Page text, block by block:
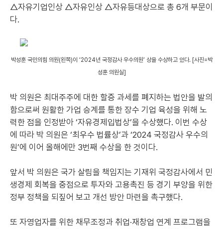
△자유기업인상 △자유인상 △자유등대상으로 총 6개 부문이
다.
박성훈 국민의힘 의원(왼쪽)이 ‘2024년 국정감사 우수의원’ 상을 수상하고 있다. [사진=박
성훈 의원실]
박 의원은 최대주주에 대한 할증 과세를 폐지하는 법안을 발의
함으로써 원활한 가업 승계를 통한 장수 기업 육성을 위해 노
력한 점을 인정받아 ‘자유경제입법상’을 수상했다. 이번 수상
에 따라 박 의원은 ‘최우수 법률상’과 ‘2024 국정감사 우수의
원’에 이어 올해에만 3번째 수상을 한 것이다.
앞서 박 의원은 국가 살림을 책임지는 기재위 국정감사에서 민
생경제 회복을 중점으로 투자와 고용촉진 등 경기 부양을 위한
정부 정책을 되짚어 보고 개선 방안 마련을 촉구했다.
또 자영업자를 위한 채무조정과 취업·재창업 연계 프로그램을